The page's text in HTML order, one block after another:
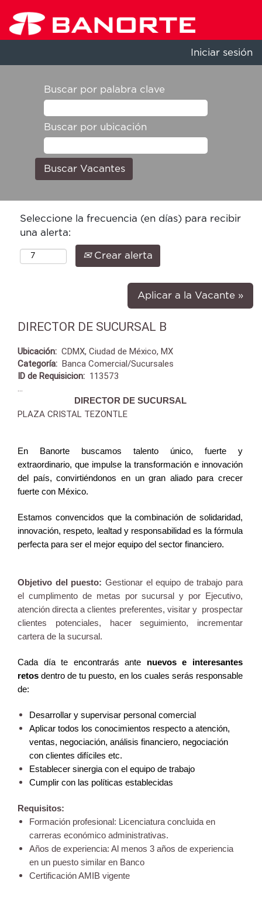
Iniciar sesión
Buscar por palabra clave
Buscar por ubicación
Seleccione la frecuencia (en días) para recibir
una alerta:
Crear alerta
Aplicar a la Vacante »
DIRECTOR DE SUCURSAL B
Ubicación: CDMX, Ciudad de México, MX
Categoría: Banca Comercial/Sucursales
ID de Requisicion: 113573
...
DIRECTOR DE SUCURSAL
PLAZA CRISTAL TEZONTLE
En Banorte buscamos talento único, fuerte y
extraordinario, que impulse la transformación e innovación
del país, convirtiéndonos en un gran aliado para crecer
fuerte con México.
Estamos convencidos que la combinación de solidaridad,
innovación, respeto, lealtad y responsabilidad es la fórmula
perfecta para ser el mejor equipo del sector financiero.
Objetivo del puesto: Gestionar el equipo de trabajo para
el cumplimento de metas por sucursal y por Ejecutivo,
atención directa a clientes preferentes, visitar y prospectar
clientes potenciales, hacer seguimiento, incrementar
cartera de la sucursal.
Cada día te encontrarás ante nuevos e interesantes
retos dentro de tu puesto, en los cuales serás responsable
de:
Desarrollar y supervisar personal comercial
Aplicar todos los conocimientos respecto a atención,
ventas, negociación, análisis financiero, negociación
con clientes difíciles etc.
Establecer sinergia con el equipo de trabajo
Cumplir con las políticas establecidas
Requisitos:
Formación profesional: Licenciatura concluida en
carreras económico administrativas.
Años de experiencia: Al menos 3 años de experiencia
en un puesto similar en Banco
Certificación AMIB vigente